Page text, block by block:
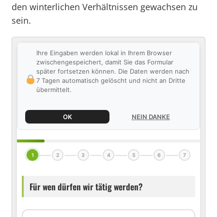
den winterlichen Verhältnissen gewachsen zu
sein.
Ihre Eingaben werden lokal in Ihrem Browser
zwischengespeichert, damit Sie das Formular
später fortsetzen können. Die Daten werden nach
7 Tagen automatisch gelöscht und nicht an Dritte
übermittelt.
OK NEIN DANKE
1 2 3 4 5 6 7
Für wen dürfen wir tätig werden?